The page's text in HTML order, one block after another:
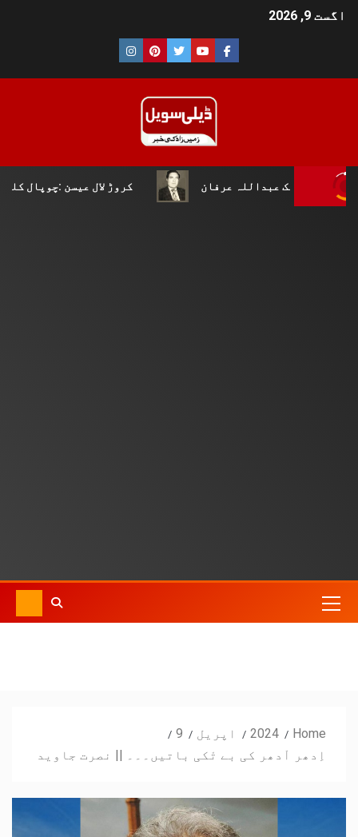
اگست 9, 2026
کروڑ لال عیسن :چوپال کلچرل اینڈ عرفان
Home
2024 اپریل
9
اِدھر اْدھر کی بے تْکی باتیں۔۔۔ || نصرت جاوید